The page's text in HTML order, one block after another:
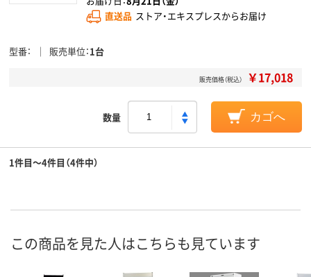
直送品 ストア・エキスプレスからお届け
型番 販売単位 1台
販売価格（税込） ￥17,018
数量 カゴへ
1件目～4件目（4件中）
この商品を見た人はこちらも見ています